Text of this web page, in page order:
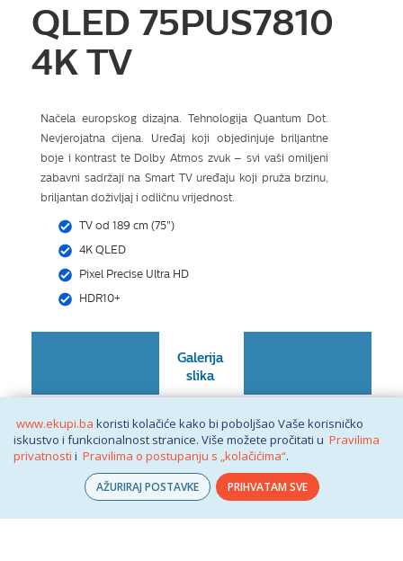
www.ekupi.ba koristi kolačiće kako bi poboljšao Vaše korisničko
iskustvo i funkcionalnost stranice. Više možete pročitati u Pravilima
privatnosti i Pravilima o postupanju s „kolačićima“.
AŽURIRAJ POSTAVKE PRIHVATAM SVE
QLED 75PUS7810
4K TV
Načela europskog dizajna. Tehnologija Quantum Dot.
Nevjerojatna cijena. Uređaj koji objedinjuje briljantne
boje i kontrast te Dolby Atmos zvuk – svi vaši omiljeni
zabavni sadržaji na Smart TV uređaju koji pruža brzinu,
briljantan doživljaj i odličnu vrijednost.
TV od 189 cm (75")
4K QLED
Pixel Precise Ultra HD
HDR10+
Galerija
slika